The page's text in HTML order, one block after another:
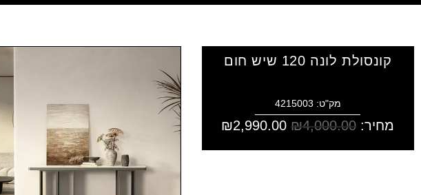
קונסולת לונה 120 שיש חום
מק"ט: 4215003
מחיר: ₪4,000.00
₪2,990.00